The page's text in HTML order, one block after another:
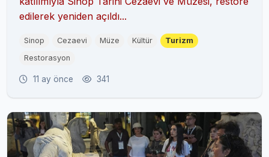
edilerek yeniden açıldı...
Sinop Cezaevi Müze Kültür
Turizm
Restorasyon
11 ay önce 341